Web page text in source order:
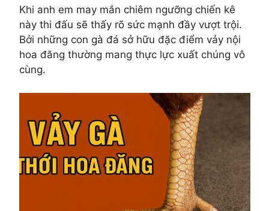
Khi anh em may mắn chiêm ngưỡng chiến kê
này thi đấu sẽ thấy rõ sức mạnh đầy vượt trội.
Bởi những con gà đá sở hữu đặc điểm vảy nội
hoa đăng thường mang thực lực xuất chúng vô
cùng.